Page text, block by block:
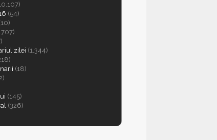
(54)
zilei (1.344)
(18)
(145)
(326)